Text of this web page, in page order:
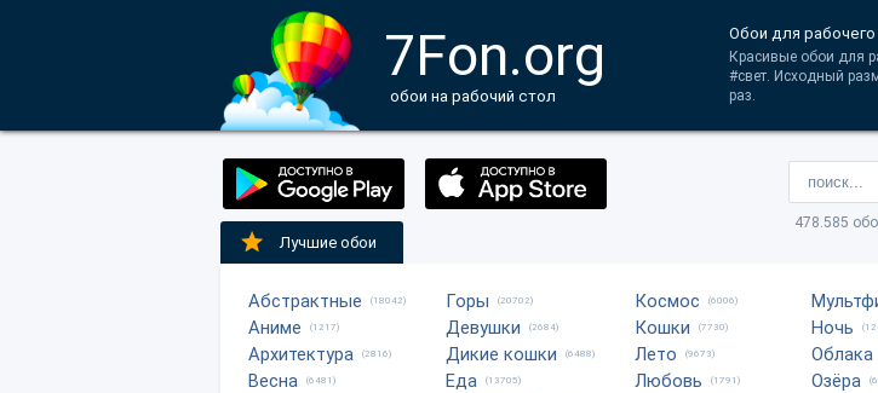
7Fon.org
обои на рабочий стол
Обои для
Красивые обои для
#свет. Исходный
раз.
478.585
Лучшие обои
Абстрактные (18042)
Аниме (1217)
Архитектура (2816)
Весна (6481)
Горы (20702)
Девушки (2684)
Дикие кошки (6488)
Еда (13705)
Космос (6006)
Кошки (7730)
Лето (9673)
Любовь (1791)
Ночь
Облака
Озёра